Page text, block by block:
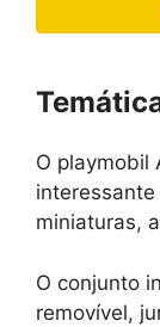
O playmobil
miniaturas,
O conjunto
removível,